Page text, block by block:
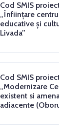
Cod SMIS
„Înființare
educative și
Livada”
Cod SMIS proiect:
„Modernizare
existent si
adiacente